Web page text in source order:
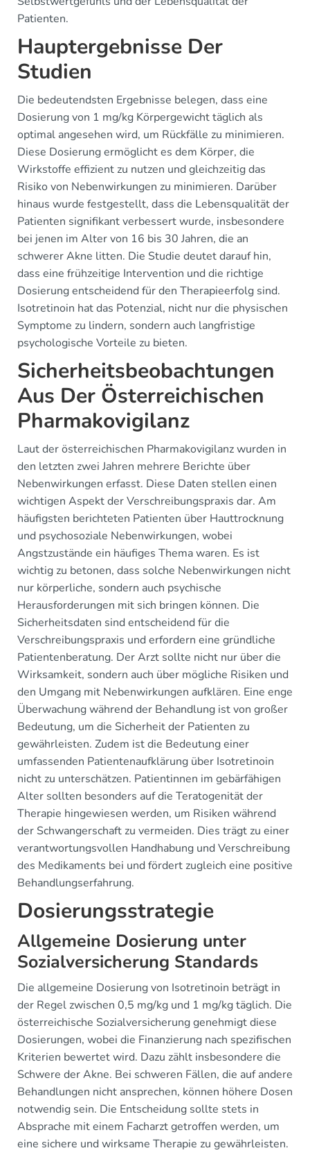
Patienten.
Hauptergebnisse Der
Studien
Die bedeutendsten Ergebnisse belegen, dass eine
Dosierung von 1 mg/kg Körpergewicht täglich als
optimal angesehen wird, um Rückfälle zu minimieren.
Diese Dosierung ermöglicht es dem Körper, die
Wirkstoffe effizient zu nutzen und gleichzeitig das
Risiko von Nebenwirkungen zu minimieren. Darüber
hinaus wurde festgestellt, dass die Lebensqualität der
Patienten signifikant verbessert wurde, insbesondere
bei jenen im Alter von 16 bis 30 Jahren, die an
schwerer Akne litten. Die Studie deutet darauf hin,
dass eine frühzeitige Intervention und die richtige
Dosierung entscheidend für den Therapieerfolg sind.
Isotretinoin hat das Potenzial, nicht nur die physischen
Symptome zu lindern, sondern auch langfristige
psychologische Vorteile zu bieten.
Sicherheitsbeobachtungen
Aus Der Österreichischen
Pharmakovigilanz
Laut der österreichischen Pharmakovigilanz wurden in
den letzten zwei Jahren mehrere Berichte über
Nebenwirkungen erfasst. Diese Daten stellen einen
wichtigen Aspekt der Verschreibungspraxis dar. Am
häufigsten berichteten Patienten über Hauttrocknung
und psychosoziale Nebenwirkungen, wobei
Angstzustände ein häufiges Thema waren. Es ist
wichtig zu betonen, dass solche Nebenwirkungen nicht
nur körperliche, sondern auch psychische
Herausforderungen mit sich bringen können. Die
Sicherheitsdaten sind entscheidend für die
Verschreibungspraxis und erfordern eine gründliche
Patientenberatung. Der Arzt sollte nicht nur über die
Wirksamkeit, sondern auch über mögliche Risiken und
den Umgang mit Nebenwirkungen aufklären. Eine enge
Überwachung während der Behandlung ist von großer
Bedeutung, um die Sicherheit der Patienten zu
gewährleisten. Zudem ist die Bedeutung einer
umfassenden Patientenaufklärung über Isotretinoin
nicht zu unterschätzen. Patientinnen im gebärfähigen
Alter sollten besonders auf die Teratogenität der
Therapie hingewiesen werden, um Risiken während
der Schwangerschaft zu vermeiden. Dies trägt zu einer
verantwortungsvollen Handhabung und Verschreibung
des Medikaments bei und fördert zugleich eine positive
Behandlungserfahrung.
Dosierungsstrategie
Allgemeine Dosierung unter
Sozialversicherung Standards
Die allgemeine Dosierung von Isotretinoin beträgt in
der Regel zwischen 0,5 mg/kg und 1 mg/kg täglich. Die
österreichische Sozialversicherung genehmigt diese
Dosierungen, wobei die Finanzierung nach spezifischen
Kriterien bewertet wird. Dazu zählt insbesondere die
Schwere der Akne. Bei schweren Fällen, die auf andere
Behandlungen nicht ansprechen, können höhere Dosen
notwendig sein. Die Entscheidung sollte stets in
Absprache mit einem Facharzt getroffen werden, um
eine sichere und wirksame Therapie zu gewährleisten.